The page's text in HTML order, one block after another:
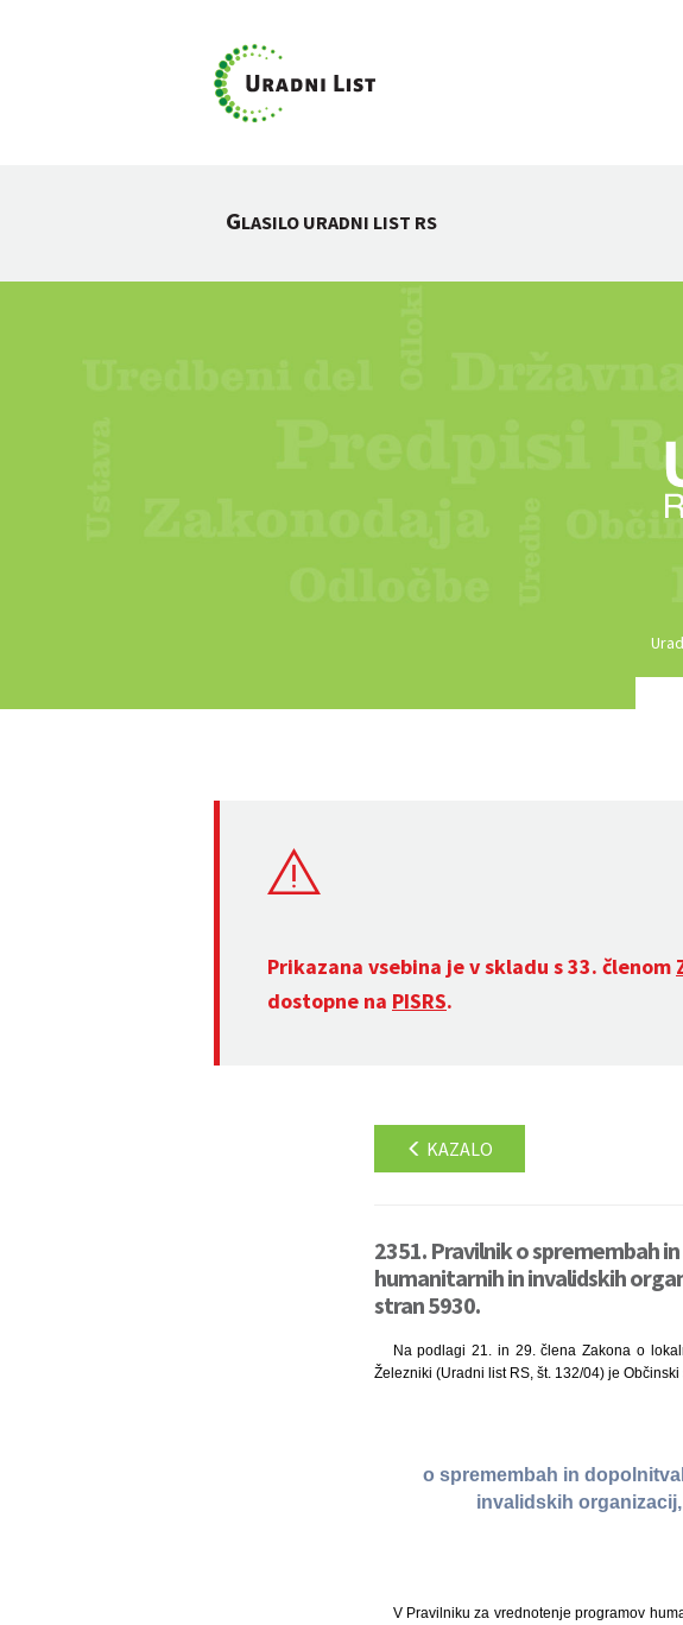
GLASILO URADNI LIST RS
Prikazana vsebina je v skladu s 33. členom
dostopne na PISRS.
KAZALO
2351. Pravilnik o spremembah
humanitarnih in invalidskih
stran 5930.
Na podlagi 21. in 29. člena Zakona o
Železniki (Uradni list RS, št. 132/04) je
o spremembah in
invalidskih
V Pravilniku za vrednotenje programov